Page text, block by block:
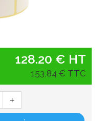
128.20 € HT
153,84 € TTC